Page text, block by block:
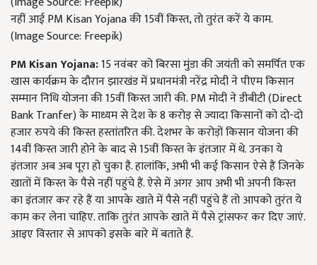
नहीं आई PM Kisan Yojana की 15वीं किस्त, तो तुरंत करें ये काम.
(Image Source: Freepik)
PM Kisan Yojana:15 नवंबर को बिरसा मुंडा की जयंती को समर्पित एक
खास कार्यक्रम के दौरान झारखंड में प्रधानमंत्री नरेंद्र मोदी ने पीएम किसान
सम्मान निधि योजना की 15वीं किस्त जारी की. PM मोदी ने डीबीटी (Direct
Bank Tranfer) के माध्यम से देश के 8 करोड़ से ज्यादा किसानों को दो-दो
हजार रुपये की किस्त हस्तांतरित की. देशभर के करोड़ों किसान योजना की
14वीं किस्त जारी होने के बाद से 15वीं किस्त के इंतजार में थे. उनका ये
इंतजार अब अब पूरा हो चुका है. हालांकि, अभी भी कई किसान ऐसे हैं जिनके
खातों में किस्त के पैसे नहीं पहुंचे हैं. ऐसे में अगर आप अभी भी अपनी किस्त
का इंतजार कर रहे हैं या आपके खाते में पैसे नहीं पहुंचे हैं तो आपको तुरंत ये
काम कर लेना चाहिए. ताकि तुरंत आपके खाते में पैसे ट्रांसफर कर दिए जाएं.
आइए विस्तार से आपको इसके बारे में बताते हैं.